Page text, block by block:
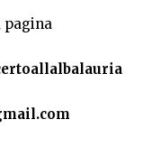
pagina